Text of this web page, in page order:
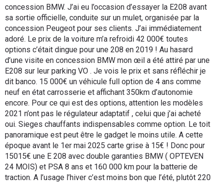
Marques
concession BMW. J’ai eu l’occasion d’essayer la E208 avant
sa sortie officielle, conduite sur un mulet, organisée par la
concession Peugeot pour ses clients. J’ai immédiatement
adoré. Le prix de la voiture m’a refroidi 42 000€ toutes
options c’était dingue pour une 208 en 2019 ! Au hasard
d’une visite en concession BMW mon œil a été attiré par une
E208 sur leur parking VO . Je vois le prix et sans réfléchir je
dit banco. 15 000€ un véhicule full option de 4 ans comme
neuf en état carrosserie et affichant 350km d’autonomie
encore. Pour ce qui est des options, attention les modèles
2021 n’ont pas le régulateur adaptatif , celui que j’ai acheté
oui. Sieges chauffants indispensables comme option. Le toit
panoramique est peut être le gadget le moins utile. A cette
époque avant le 1er mai 2025 carte grise à 15€ ! Donc pour
15015€ une E 208 avec double garanties BMW ( OPTEVEN
24 MOIS) et PSA 8 ans et 160 000 km pour la batterie de
traction. A l’usage l’hiver c’est moins bon que l’été, plutôt 220